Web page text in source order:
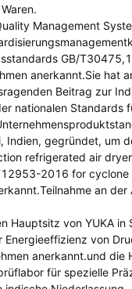
Management
GB/
anerkannt.Sie hat
Beitrag zur
nationalen Standards
gegründet, um
refrigerated air
2016 for cyclone
an
von YUKA in
von
anerkannt.und die
für spezielle